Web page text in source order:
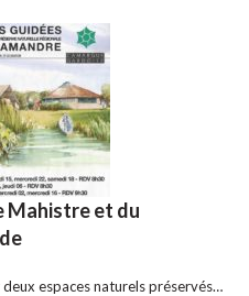
Mahistre et du
espaces naturels préservés…